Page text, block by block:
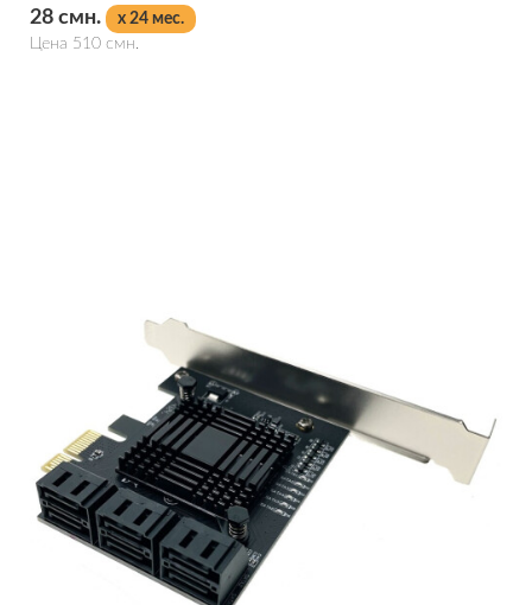
28 смн.
x 24 мес.
Цена 510 смн.